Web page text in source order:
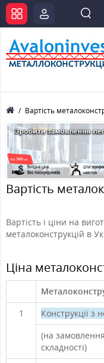
Вартість
Вартість
Вартість і ціни на
металоконструкцій в
Ціна
1
Конструкції з
(на
складності)